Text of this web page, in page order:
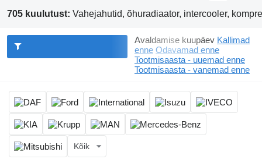
705 kuulutust: Vahejahutid, õhuradiaator, intercooler,
Avaldamise kuupäev Kallimad
enne Odavamad enne
Tootmisaasta - uuemad enne
Tootmisaasta - vanemad enne
Kõik